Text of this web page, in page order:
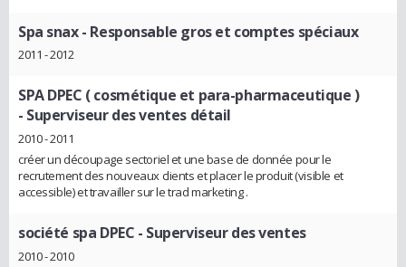
Spa snax- Responsable gros et comptes spéciaux
2011 - 2012
SPA DPEC ( cosmétique et para-pharmaceutique )
- Superviseur des ventes détail
2010 - 2011
créer un découpage sectoriel et une base de donnée pour le
recrutement des nouveaux clients et placer le produit (visible et
accessible) et travailler sur le trad marketing .
société spa DPEC - Superviseur des ventes
2010 - 2010